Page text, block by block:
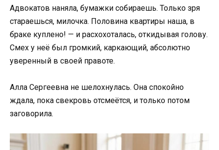
Адвокатов наняла, бумажки собираешь. Только зря
стараешься, милочка. Половина квартиры наша, в
браке куплено! — и расхохоталась, откидывая голову.
Смех у неё был громкий, каркающий, абсолютно
уверенный в своей правоте.
Алла Сергеевна не шелохнулась. Она спокойно
ждала, пока свекровь отсмеётся, и только потом
заговорила.